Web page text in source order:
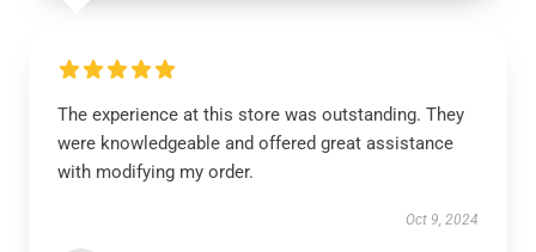
The experience at this store was outstanding. They
were knowledgeable and offered great assistance
with modifying my order.
Oct 9, 2024